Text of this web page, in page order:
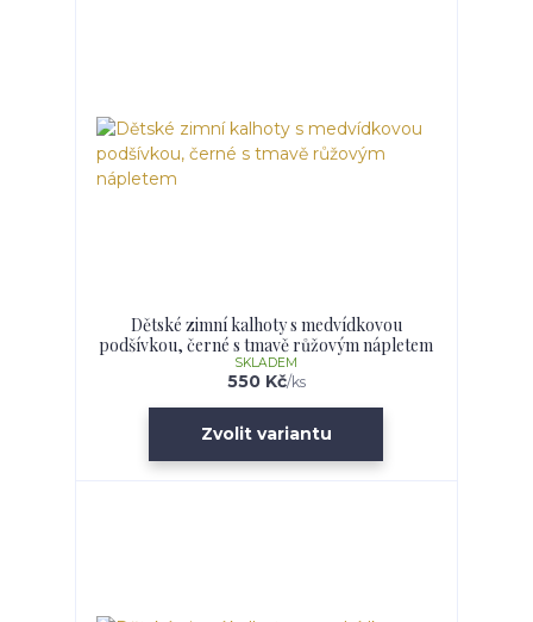
Dětské zimní kalhoty s medvídkovou
podšívkou, černé s tmavě růžovým nápletem
550 Kč/ks
SKLADEM
Zvolit variantu